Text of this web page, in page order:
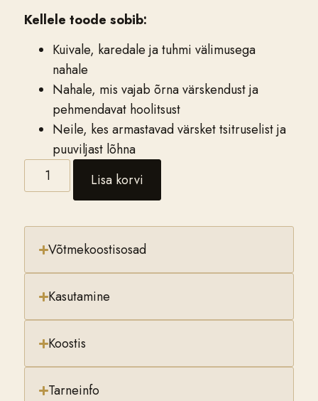
Kellele toode sobib:
Kuivale, karedale ja tuhmi välimusega
nahale
Nahale, mis vajab õrna värskendust ja
pehmendavat hoolitsust
Neile, kes armastavad värsket tsitruselist ja
puuviljast lõhna
Lisa korvi
Võtmekoostisosad
Kasutamine
Koostis
Tarneinfo